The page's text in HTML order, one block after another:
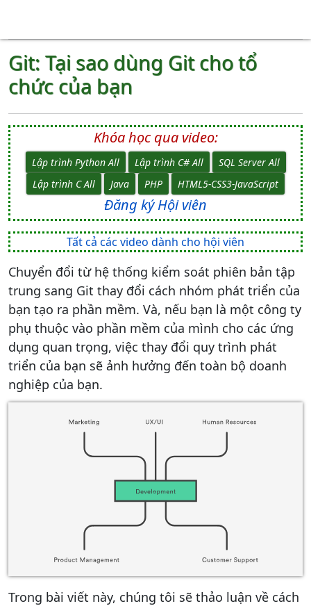
Git: Tại sao dùng Git cho tổ
chức của bạn
Khóa học qua video:
Lập trình Python All Lập trình C# All
SQL Server All
Lập trình C All
Java PHP HTML5-CSS3-JavaScript
Đăng ký Hội viên
Tất cả các video dành cho hội viên
Chuyển đổi từ hệ thống kiểm soát phiên bản tập
trung sang Git thay đổi cách nhóm phát triển của
bạn tạo ra phần mềm. Và, nếu bạn là một công ty
phụ thuộc vào phần mềm của mình cho các ứng
dụng quan trọng, việc thay đổi quy trình phát
triển của bạn sẽ ảnh hưởng đến toàn bộ doanh
nghiệp của bạn.
Trong bài viết này, chúng tôi sẽ thảo luận về cách